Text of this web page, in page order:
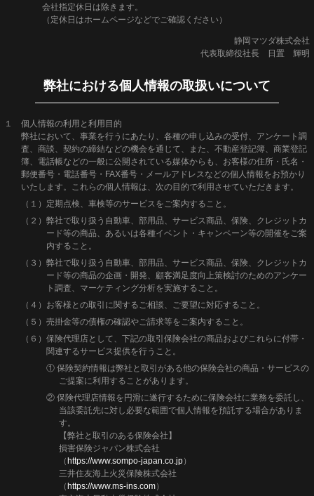
会社指定休日は除きます。
（定休日はホームページなどでご確認ください）
静岡マツダ株式会社
代表取締役社長 日置 輝明
弊社における個人情報の取扱いについて
１ 個人情報の利用と利用目的
弊社において、事業を行うにあたり、各種の申し込みの受付、アンケート調
査、商談、契約の締結などの機会を通じて、また、不動産登記簿、商業登記
簿、電話帳などの一般に公開されている媒体からも、お客様の住所・氏名・
郵便番号・電話番号・FAX番号・メールアドレスなどの個人情報をお預かり
いたします。これらの個人情報は、次の目的で利用させていただきます。
（１）定期点検、車検等のサービスをご案内すること。
（２）弊社で取り扱う自動車、部用品、サービス商品、保険、クレジットカ
ード等の商品、あるいは各種イベント・キャンペーン等の開催をご案
内すること。
（３）弊社で取り扱う自動車、部用品、サービス商品、保険、クレジットカ
ード等の商品の企画・開発、顧客満足度向上策検討のためのアンケー
ト調査、マーケティング分析を実施すること。
（４）お客様との取引に関するご相談、ご要望に対応すること。
（５）売掛金等の債権の確認やご請求等をご案内すること。
（６）保険代理店として、下記の取引保険会社の商品およびこれらに付帯・
関連するサービス提供を行うこと。
① 保険契約情報は弊社と取引がある他の保険会社の商品・サービスの
ご提案に利用することがあります。
② 保険代理店情報を円滑に遂行するために保険会社に業務を委託し、
当該委託先に対し必要な範囲で個人情報を預託する場合がありま
す。
【弊社と取引のある保険会社】
損害保険ジャパン株式会社
（ https://www.sompo-japan.co.jp）
三井住友海上火災保険株式会社
（ https://www.ms-ins.com）